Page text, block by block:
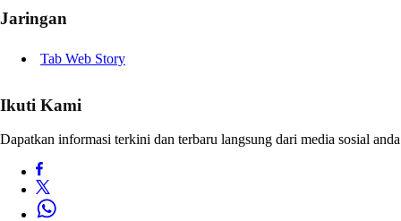
Jaringan
Tab Web Story
Ikuti Kami
Dapatkan informasi terkini dan terbaru langsung dari media sosial anda